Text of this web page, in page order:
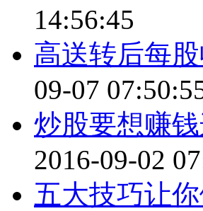
14:56:45
高送转后每
09-07
炒股要想赚
2016-09-02
五大技巧让